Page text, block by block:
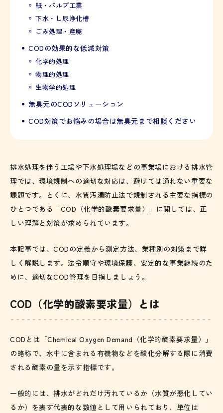
紙・パルプ工業
下水・し尿浄化槽
ごみ処理・産廃
CODの効果的な低減対策
化学的処理
物理的処理
生物学的処理
無臭元のCODソリューション
COD対策でお悩みの場合は無臭元まで相談ください
排水処理を伴う工場や下水処理場などの事業場における排水管
理では、環境規制への適切な対応は、避けては通れない重要な
課題です。とくに、水質汚濁防止法で規制される主要な指標の
ひとつである「COD（化学的酸素要求量）」に関しては、正
しい理解と対策が求められています。
本記事では、CODの定義から測定方法、業種別の対策まで詳
しく解説します。法令順守や環境保護、安定的な事業継続のた
めに、適切なCOD管理を目指しましょう。
COD（化学的酸素要求量）とは
CODとは「Chemical Oxygen Demand（化学的酸素要求量）」
の略称で、水中に含まれる有機物などを酸化分解する際に消費
される酸素の量を示す指標です。
一般的には、排水がどれだけ汚れているか（水質が悪化してい
るか）を表す代表的な数値として用いられており、単位は